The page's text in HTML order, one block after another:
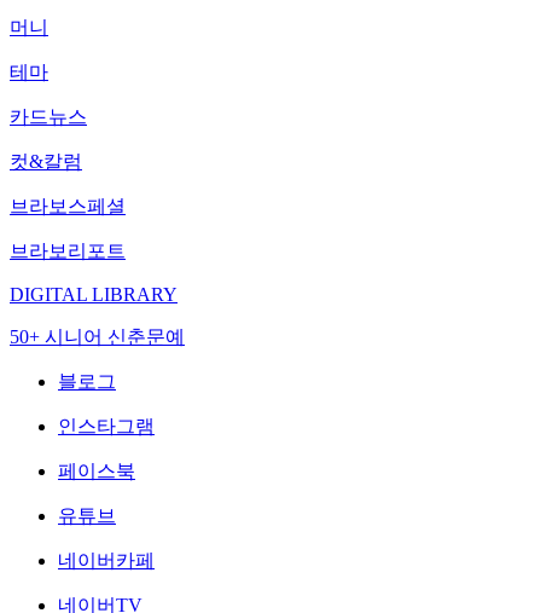
머니
테마
카드뉴스
컷&칼럼
브라보스페셜
브라보리포트
DIGITAL LIBRARY
50+ 시니어 신춘문예
블로그
인스타그램
페이스북
유튜브
네이버카페
네이버TV